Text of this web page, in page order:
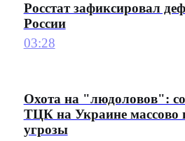
Росстат зафиксировал
России
03:28
Охота на "людоловов":
ТЦК на Украине массово
угрозы